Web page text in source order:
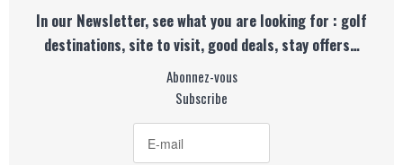
In our Newsletter, see what you are looking for : golf
destinations, site to visit, good deals, stay offers…
Abonnez-vous
Subscribe